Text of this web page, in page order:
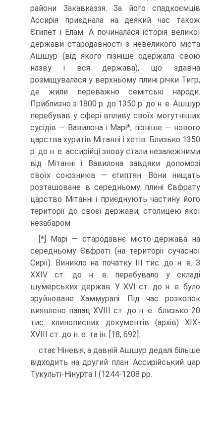
райони Закавказзя. За його спадкоємців
Ассирія приєднала на деякий час також
Єгипет і Елам. А починалася історія великої
держави старо­давності з невеликого міста
Ашшур (від якого пізніше одержала свою
назву і вся держава), що здавна
розміщувалася у верхньому плині річки Тигр,
де жили пе­реважно семітські народи.
Приблизно з 1800 р. до 1350 р. до н. е. Ашшур
перебу­вав у сфері впливу своїх могутніших
сусідів — Вавилона і Марі*, пізніше — ново­го
царства хуритів Мітанні і хетів. Близько 1350
р. до н. е. ассирійці знову стали незалежними
від Мітанні і Вавилона завдяки допомозі
своїх союзників — єгип­тян. Вони нищать
розташоване в середньому плині Євфрату
царство Мітанні і приєднують частину його
території до своєї держави, столицею якої
незабаром
[*] Марі — стародавнє місто-держава на
середньому Євфраті (на території сучасної
Сирії). Виникло на початку III тис. до н. е. З
XXIV ст. до н. е. перебувало у складі
шумерських держав. У XVI ст. до н. е. було
зруйноване Хаммурапі. Під час розкопок
виявлено палац XVIII ст. до н. е.. близько 20
тис. клинопис­них документів (архів) XIX-
XVIII ст. до н. е. та ін. [18, 692].
стає Ніневія, а давній Ашшур дедалі більше
відходить на другий план. Ассирійсь­кий цар
Тукульті-Нінурта I (1244-1208 рр.